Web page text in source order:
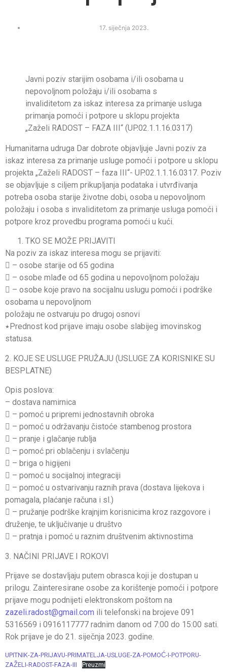
17. siječnja 2023.
Javni poziv starijim osobama i/ili osobama u
nepovoljnom položaju i/ili osobama s
invaliditetom za iskaz interesa za primanje usluga
primanja pomoći i potpore u sklopu projekta
„Zaželi RADOST – FAZA III“ (UP.02.1.1.16.0317)
Humanitarna udruga Dar dobrote objavljuje Javni poziv za
iskaz interesa za primanje usluge pomoći i potpore u sklopu
projekta „Zaželi RADOST – faza III“- UP.02.1.1.16.0317. Poziv
se objavljuje s ciljem prikupljanja podataka i utvrđivanja
potreba osoba starije životne dobi, osoba u nepovoljnom
položaju i osoba s invaliditetom za primanje usluga pomoći i
potpore kroz provedbu programa pomoći u kući.
TKO SE MOŽE PRIJAVITI
Na poziv za iskaz interesa mogu se prijaviti:
 – osobe starije od 65 godina
 – osobe mlađe od 65 godina u nepovoljnom položaju
 – osobe koje pravo na socijalnu uslugu pomoći i podrške
osobama u nepovoljnom
položaju ne ostvaruju po drugoj osnovi
٭Prednost kod prijave imaju osobe slabijeg imovinskog
statusa.
2. KOJE SE USLUGE PRUŽAJU (USLUGE ZA KORISNIKE SU
BESPLATNE)
Opis poslova:
– dostava namirnica
 – pomoć u pripremi jednostavnih obroka
 – pomoć u održavanju čistoće stambenog prostora
 – pranje i glačanje rublja
 – pomoć pri oblačenju i svlačenju
 – briga o higijeni
 – pomoć u socijalnoj integraciji
 – pomoć u ostvarivanju raznih prava (dostava lijekova i
pomagala, plaćanje računa i sl.)
 – pružanje podrške krajnjim korisnicima kroz razgovore i
druženje, te uključivanje u društvo
 – pratnja i pomoć u raznim društvenim aktivnostima
3. NAČINI PRIJAVE I ROKOVI
Prijave se dostavljaju putem obrasca koji je dostupan u
prilogu. Zainteresirane osobe za korištenje pomoći i potpore
prijave mogu podnijeti elektronskom poštom na
zazeli.radost@gmail.com ili telefonski na brojeve 091
5316569 i 0916117777 radnim danom od 7:00 do 15:00 sati.
Rok prijave je do 21. siječnja 2023. godine.
UPITNIK-ZA-PRIJAVU-PRIMATELJA-USLUGE-ZA-POMOĆ-I-POTPORU-
ZAŽELI-RADOST-FAZA-III
Preuzmi